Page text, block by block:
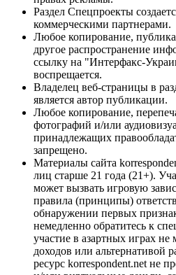
Раздел Спецпроекты
коммерческими партнерами.
Любое копирование,
другое распространение
ссылку на "Интерфакс-
воспрещается.
Владелец веб-страницы в
является автор публикации.
Любое копирование,
фотографий и/или
принадлежащих
запрещено.
Материалы сайта
лиц старше 21 года (21+).
может вызвать игровую
правила (принципы)
обнаружении первых
немедленно обратитесь к
участие в азартных играх
доходов или
ресурс korrespondent.net не